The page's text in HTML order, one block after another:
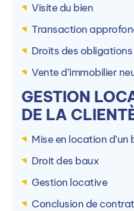
Visite du bien
Transaction
Droits des
Vente d’immobilier
GESTION
DE LA
Mise en location d’un
Droit des baux
Gestion locative
Conclusion de
Autres campus
La formation est
autre(s) campus PIGIER.